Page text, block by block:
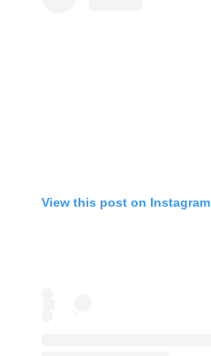
View this post on Instagram